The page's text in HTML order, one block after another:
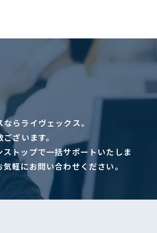
らライヴェックス。
ざいます。
トップで一括サポートいたしま
軽にお問い合わせください。